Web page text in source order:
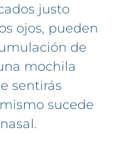
justo
ojos, pueden
de
mochila
sentirás
sucede